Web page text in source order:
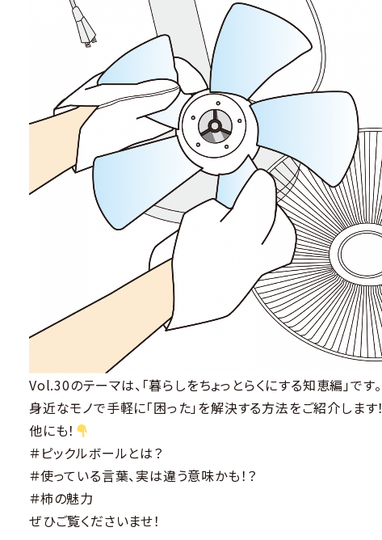
Vol.30のテーマは、「暮らしをちょっとらくにする知恵編」です。
身近なモノで手軽に「困った」を解決する方法をご紹介します！
他にも！
＃ピックルボールとは？
＃使っている言葉、実は違う意味かも！？
＃柿の魅力
ぜひご覧くださいませ！